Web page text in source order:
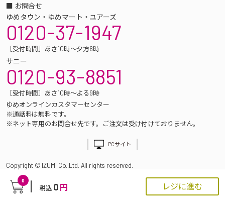
0
税込 0 円 レジに進む
■ お問合せ
ゆめタウン・ゆめマート・ユアーズ
0120-37-1947
［受付時間］あさ10時～夕方6時
サニー
0120-93-8851
［受付時間］あさ10時～よる9時
ゆめオンラインカスタマーセンター
※通話料は無料です。
※ネット専用のお問合せ先です。ご注文は受け付けておりません。
PCサイト
Copyright © IZUMI Co.,Ltd. All rights reserved.